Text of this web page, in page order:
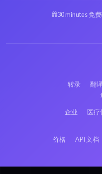
30 minutes 免费
转录 翻译
企业 医疗
价格 API 文档